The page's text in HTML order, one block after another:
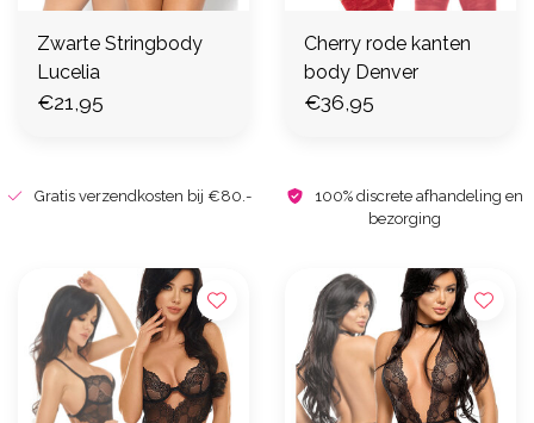
Zwarte Stringbody
Lucelia
€21,95
Cherry rode kanten
body Denver
€36,95
Gratis verzendkosten bij €80.-
100% discrete afhandeling en
bezorging